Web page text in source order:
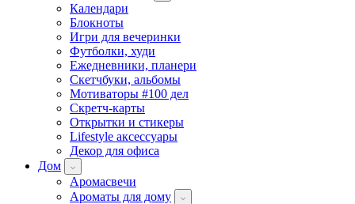
Календари
Блокноты
Игри для вечеринки
Футболки, худи
Ежедневники, планери
Скетчбуки, альбомы
Мотиваторы #100 дел
Скретч-карты
Открытки и стикеры
Lifestyle аксессуары
Декор для офиса
Дом
Аромасвечи
Ароматы для дому